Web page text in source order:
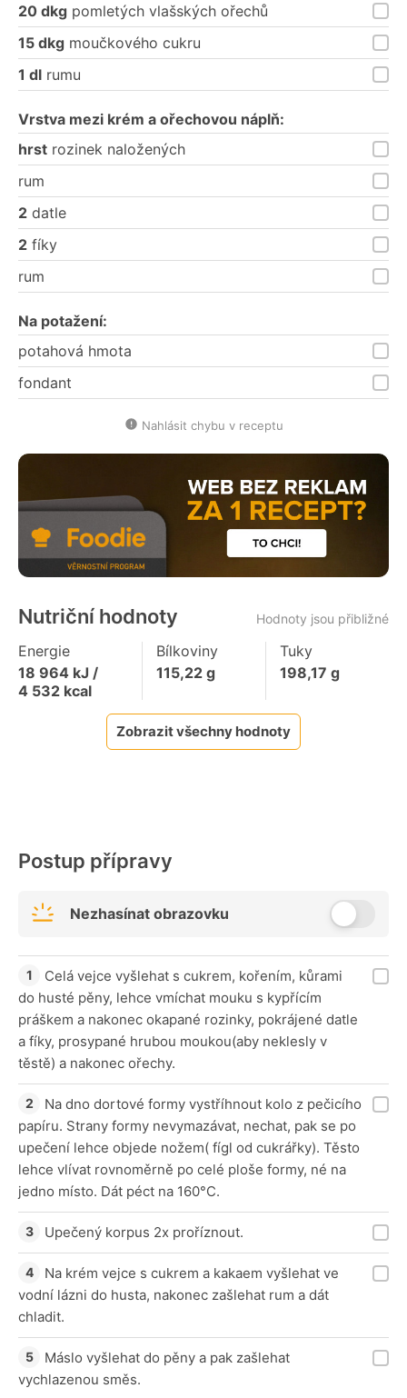
20 dkg pomletých vlašských ořechů
15 dkg moučkového cukru
1 dl rumu
Vrstva mezi krém a ořechovou náplň:
hrst rozinek naložených
rum
2 datle
2 fíky
rum
Na potažení:
potahová hmota
fondant
Nahlásit chybu v receptu
Nutriční hodnoty Hodnoty jsou přibližné
Energie
18 964 kJ /
4 532 kcal
Bílkoviny
115,22g
Tuky
198,17 g
Zobrazit všechny hodnoty
Postup přípravy
Nezhasínat obrazovku
Celá vejce vyšlehat s cukrem, kořením, kůrami
do husté pěny, lehce vmíchat mouku s kypřícím
práškem a nakonec okapané rozinky, pokrájené datle
a fíky, prosypané hrubou moukou(aby neklesly v
těstě) a nakonec ořechy.
Na dno dortové formy vystříhnout kolo z pečicího
papíru. Strany formy nevymazávat, nechat, pak se po
upečení lehce objede nožem( fígl od cukrářky). Těsto
lehce vlívat rovnoměrně po celé ploše formy, né na
jedno místo. Dát péct na 160°C.
Upečený korpus 2x proříznout.
Na krém vejce s cukrem a kakaem vyšlehat ve
vodní lázni do husta, nakonec zašlehat rum a dát
chladit.
Máslo vyšlehat do pěny a pak zašlehat
vychlazenou směs.